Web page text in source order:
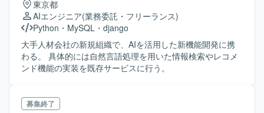
東京都
AIエンジニア(業務委託・フリーランス)
Python ・ MySQL ・ django
大手人材会社の新規組織で、AIを活用した新機能開発に携
わる。 具体的には自然言語処理を用いた情報検索やレコメ
ンド機能の実装を既存サービスに行う。
募集終了